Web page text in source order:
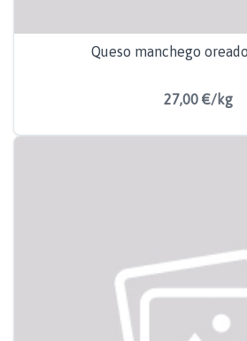
Queso manchego
27,00 €/kg